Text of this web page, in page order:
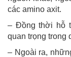
các amino axit.
– Đồng thời hỗ
quan trọng trong
– Ngoài ra,